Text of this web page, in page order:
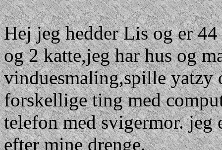
Hej jeg hedder Lis og er
og 2 katte,jeg har hus og
vinduesmaling,spille
forskellige ting med
telefon med svigermor.
efter mine drenge.